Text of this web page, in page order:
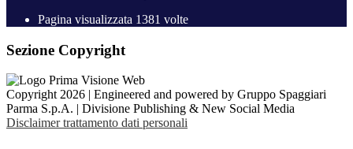
Pagina visualizzata 1381 volte
Sezione Copyright
Copyright 2026 | Engineered and powered by Gruppo Spaggiari
Parma S.p.A. | Divisione Publishing & New Social Media
Disclaimer trattamento dati personali